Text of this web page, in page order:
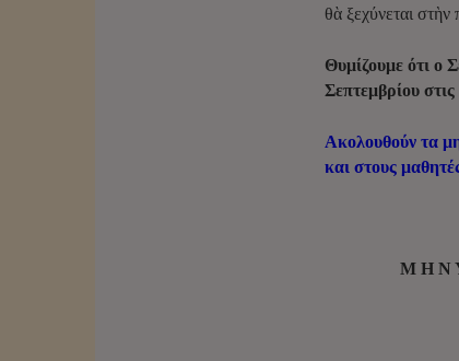
θὰ ξεχύνεται
Θυμίζουμε ότι ο
Σεπτεμβρίου
Ακολουθούν τα
και στους
Μ Η Ν